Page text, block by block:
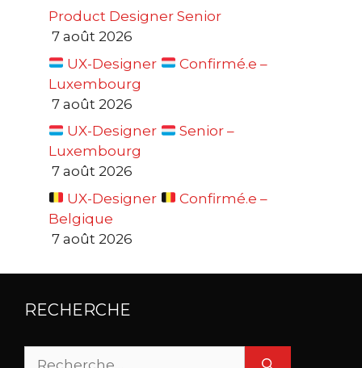
Product Designer Senior
7 août 2026
UX-Designer
Confirmé.e –
Luxembourg
7 août 2026
UX-Designer
Senior –
Luxembourg
7 août 2026
UX-Designer
Confirmé.e –
Belgique
7 août 2026
RECHERCHE